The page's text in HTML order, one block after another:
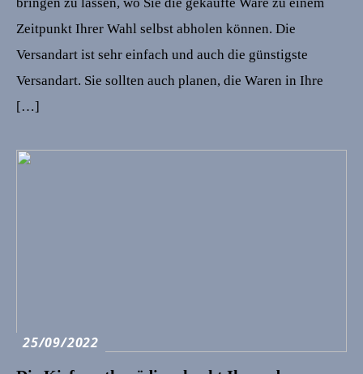
Zeitpunkt Ihrer Wahl selbst abholen können. Die
Versandart ist sehr einfach und auch die günstigste
Versandart. Sie sollten auch planen, die Waren in Ihre
[…]
25/09/2022